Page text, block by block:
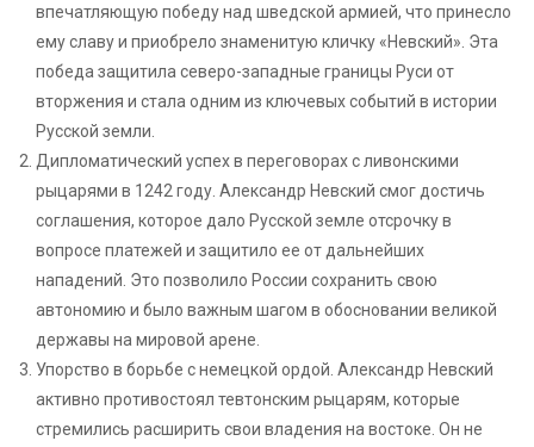
впечатляющую победу над шведской армией, что принесло
ему славу и приобрело знаменитую кличку «Невский». Эта
победа защитила северо-западные границы Руси от
вторжения и стала одним из ключевых событий в истории
Русской земли.
Дипломатический успех в переговорах с ливонскими
рыцарями в 1242 году. Александр Невский смог достичь
соглашения, которое дало Русской земле отсрочку в
вопросе платежей и защитило ее от дальнейших
нападений. Это позволило России сохранить свою
автономию и было важным шагом в обосновании великой
державы на мировой арене.
Упорство в борьбе с немецкой ордой. Александр Невский
активно противостоял тевтонским рыцарям, которые
стремились расширить свои владения на востоке. Он не